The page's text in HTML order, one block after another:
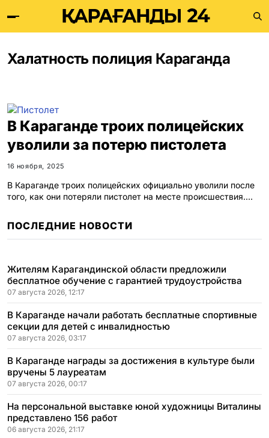
Халатность полиция Караганда
В Караганде троих полицейских
уволили за потерю пистолета
16 ноября, 2025
В Караганде троих полицейских официально уволили после
того, как они потеряли пистолет на месте происшествия.…
ПОСЛЕДНИЕ НОВОСТИ
Жителям Карагандинской области предложили
бесплатное обучение с гарантией трудоустройства
07 августа 2026, 12:17
В Караганде начали работать бесплатные спортивные
секции для детей с инвалидностью
07 августа 2026, 03:17
В Караганде награды за достижения в культуре были
вручены 5 лауреатам
07 августа 2026, 00:17
На персональной выставке юной художницы Виталины
представлено 156 работ
06 августа 2026, 21:17